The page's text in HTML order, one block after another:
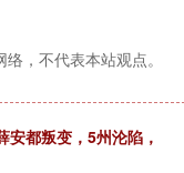
，不代表本站观点。
都叛变，5州沦陷，